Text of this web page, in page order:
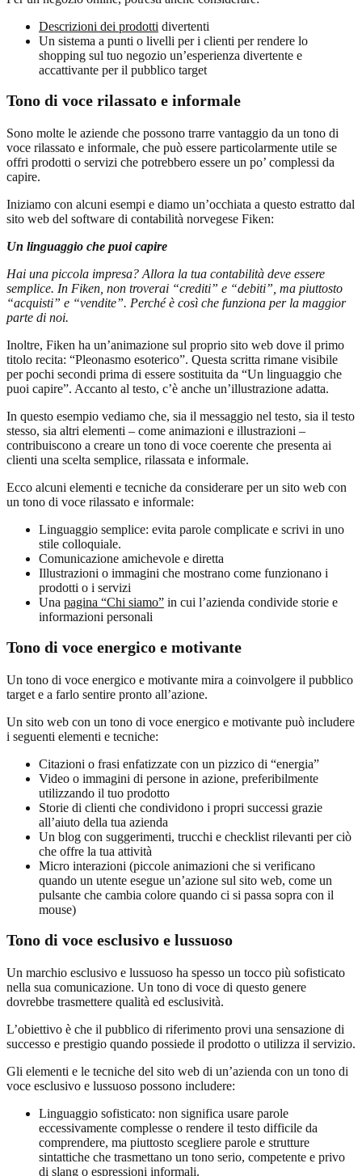
Descrizioni dei prodotti divertenti
Un sistema a punti o livelli per i clienti per rendere lo
shopping sul tuo negozio un’esperienza divertente e
accattivante per il pubblico target
Tono di voce rilassato e informale
Sono molte le aziende che possono trarre vantaggio da un tono di
voce rilassato e informale, che può essere particolarmente utile se
offri prodotti o servizi che potrebbero essere un po’ complessi da
capire.
Iniziamo con alcuni esempi e diamo un’occhiata a questo estratto dal
sito web del software di contabilità norvegese Fiken:
Un linguaggio che puoi capire
Hai una piccola impresa? Allora la tua contabilità deve essere
semplice. In Fiken, non troverai “crediti” e “debiti”, ma piuttosto
“acquisti” e “vendite”. Perché è così che funziona per la maggior
parte di noi.
Inoltre, Fiken ha un’animazione sul proprio sito web dove il primo
titolo recita: “Pleonasmo esoterico”. Questa scritta rimane visibile
per pochi secondi prima di essere sostituita da “Un linguaggio che
puoi capire”. Accanto al testo, c’è anche un’illustrazione adatta.
In questo esempio vediamo che, sia il messaggio nel testo, sia il testo
stesso, sia altri elementi – come animazioni e illustrazioni –
contribuiscono a creare un tono di voce coerente che presenta ai
clienti una scelta semplice, rilassata e informale.
Ecco alcuni elementi e tecniche da considerare per un sito web con
un tono di voce rilassato e informale:
Linguaggio semplice: evita parole complicate e scrivi in uno
stile colloquiale.
Comunicazione amichevole e diretta
Illustrazioni o immagini che mostrano come funzionano i
prodotti o i servizi
Una pagina “Chi siamo” in cui l’azienda condivide storie e
informazioni personali
Tono di voce energico e motivante
Un tono di voce energico e motivante mira a coinvolgere il pubblico
target e a farlo sentire pronto all’azione.
Un sito web con un tono di voce energico e motivante può includere
i seguenti elementi e tecniche:
Citazioni o frasi enfatizzate con un pizzico di “energia”
Video o immagini di persone in azione, preferibilmente
utilizzando il tuo prodotto
Storie di clienti che condividono i propri successi grazie
all’aiuto della tua azienda
Un blog con suggerimenti, trucchi e checklist rilevanti per ciò
che offre la tua attività
Micro interazioni (piccole animazioni che si verificano
quando un utente esegue un’azione sul sito web, come un
pulsante che cambia colore quando ci si passa sopra con il
mouse)
Tono di voce esclusivo e lussuoso
Un marchio esclusivo e lussuoso ha spesso un tocco più sofisticato
nella sua comunicazione. Un tono di voce di questo genere
dovrebbe trasmettere qualità ed esclusività.
L’obiettivo è che il pubblico di riferimento provi una sensazione di
successo e prestigio quando possiede il prodotto o utilizza il servizio.
Gli elementi e le tecniche del sito web di un’azienda con un tono di
voce esclusivo e lussuoso possono includere:
Linguaggio sofisticato: non significa usare parole
eccessivamente complesse o rendere il testo difficile da
comprendere, ma piuttosto scegliere parole e strutture
sintattiche che trasmettano un tono serio, competente e privo
di slang o espressioni informali.